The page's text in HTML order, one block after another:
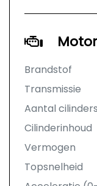
Brandstof
Transmissie
Aantal cilinders
Cilinderinhoud
Vermogen
Topsnelheid